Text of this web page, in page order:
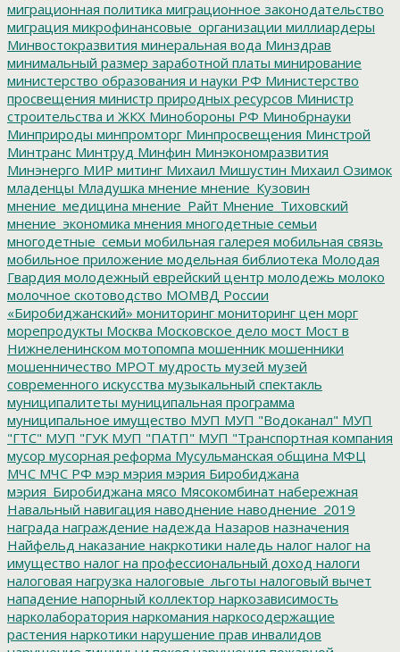
миграционная политика миграционное законодательство
миграция микрофинансовые_организации миллиардеры
Минвостокразвития минеральная вода Минздрав
минимальный размер заработной платы минирование
министерство образования и науки РФ Министерство
просвещения министр природных ресурсов Министр
строительства и ЖКХ Минобороны РФ Минобрнауки
Минприроды минпромторг Минпросвещения Минстрой
Минтранс Минтруд Минфин Минэкономразвития
Минэнерго МИР митинг Михаил Мишустин Михаил Озимок
младенцы Младушка мнение мнение_Кузовин
мнение_медицина мнение_Райт Мнение_Тиховский
мнение_экономика мнения многодетные семьи
многодетные_семьи мобильная галерея мобильная связь
мобильное приложение модельная библиотека Молодая
Гвардия молодежный еврейский центр молодежь молоко
молочное скотоводство МОМВД России
«Биробиджанский» мониторинг мониторинг цен морг
морепродукты Москва Московское дело мост Мост в
Нижнеленинском мотопомпа мошенник мошенники
мошенничество МРОТ мудрость музей музей
современного искусства музыкальный спектакль
муниципалитеты муниципальная программа
муниципальное имущество МУП МУП "Водоканал" МУП
"ГТС" МУП "ГУК МУП "ПАТП" МУП "Транспортная компания
мусор мусорная реформа Мусульманская община МФЦ
МЧС МЧС РФ мэр мэрия мэрия Биробиджана
мэрия_Биробиджана мясо Мясокомбинат набережная
Навальный навигация наводнение наводнение_2019
награда награждение надежда Назаров назначения
Найфельд наказание накркотики наледь налог налог на
имущество налог на профессиональный доход налоги
налоговая нагрузка налоговые_льготы налоговый вычет
нападение напорный коллектор наркозависимость
нарколаборатория наркомания наркосодержащие
растения наркотики нарушение прав инвалидов